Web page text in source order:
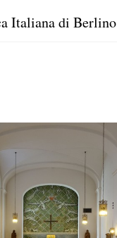
Italiana di Berlino